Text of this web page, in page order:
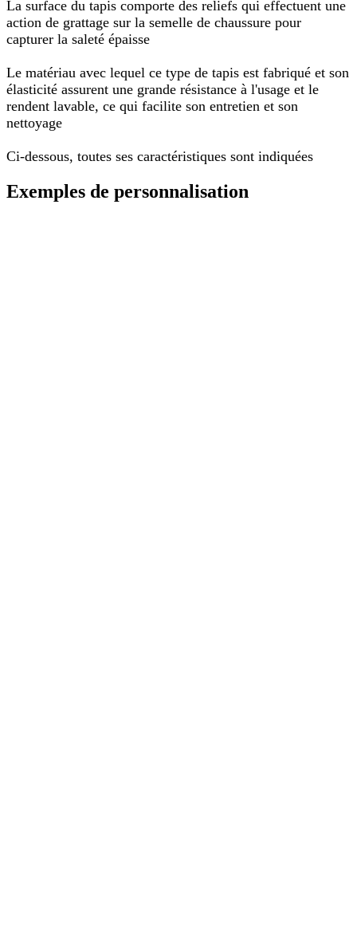
La surface du tapis comporte des reliefs qui effectuent une
action de grattage sur la semelle de chaussure pour
capturer la saleté épaisse
Le matériau avec lequel ce type de tapis est fabriqué et son
élasticité assurent une grande résistance à l'usage et le
rendent lavable, ce qui facilite son entretien et son
nettoyage
Ci-dessous, toutes ses caractéristiques sont indiquées
Exemples de personnalisation